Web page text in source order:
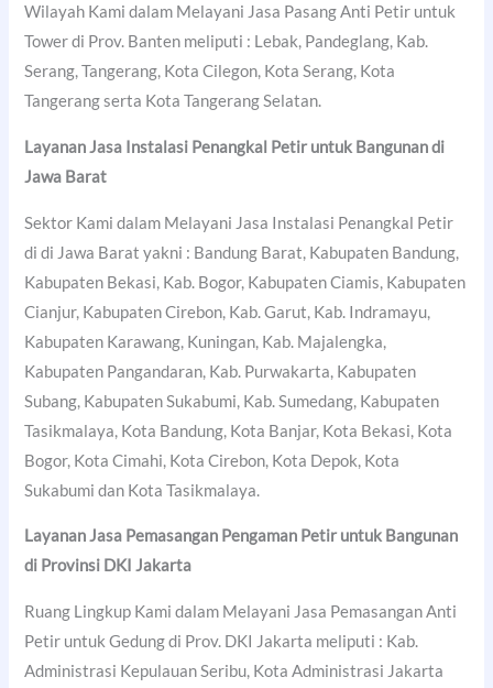
Wilayah Kami dalam Melayani Jasa Pasang Anti Petir untuk
Tower di Prov. Banten meliputi : Lebak, Pandeglang, Kab.
Serang, Tangerang, Kota Cilegon, Kota Serang, Kota
Tangerang serta Kota Tangerang Selatan.
Layanan Jasa Instalasi Penangkal Petir untuk Bangunan di
Jawa Barat
Sektor Kami dalam Melayani Jasa Instalasi Penangkal Petir
di di Jawa Barat yakni : Bandung Barat, Kabupaten Bandung,
Kabupaten Bekasi, Kab. Bogor, Kabupaten Ciamis, Kabupaten
Cianjur, Kabupaten Cirebon, Kab. Garut, Kab. Indramayu,
Kabupaten Karawang, Kuningan, Kab. Majalengka,
Kabupaten Pangandaran, Kab. Purwakarta, Kabupaten
Subang, Kabupaten Sukabumi, Kab. Sumedang, Kabupaten
Tasikmalaya, Kota Bandung, Kota Banjar, Kota Bekasi, Kota
Bogor, Kota Cimahi, Kota Cirebon, Kota Depok, Kota
Sukabumi dan Kota Tasikmalaya.
Layanan Jasa Pemasangan Pengaman Petir untuk Bangunan
di Provinsi DKI Jakarta
Ruang Lingkup Kami dalam Melayani Jasa Pemasangan Anti
Petir untuk Gedung di Prov. DKI Jakarta meliputi : Kab.
Administrasi Kepulauan Seribu, Kota Administrasi Jakarta